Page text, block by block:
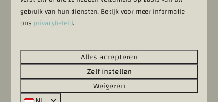
gebruik van hun diensten. Bekijk voor meer informatie
ons privacybeleid.
Alles accepteren
Zelf instellen
Weigeren